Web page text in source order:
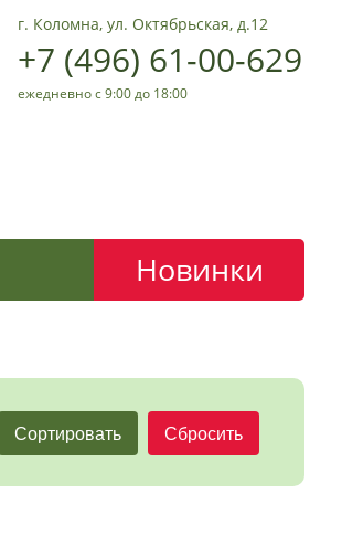
г. Коломна, ул. Октябрьская, д.12
+7 (496) 61-00-629
ежедневно с 9:00 до 18:00
Новинки